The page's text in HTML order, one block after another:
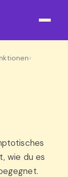
›
wie du es